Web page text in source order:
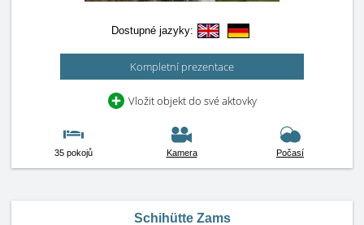
Dostupné jazyky:
Kompletní prezentace
Vložit objekt do své aktovky
35 pokojů Kamera Počasí
Schihütte Zams